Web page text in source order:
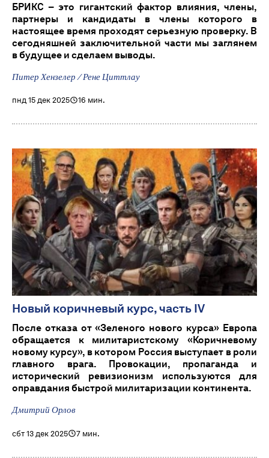
БРИКС – это гигантский фактор влияния, члены,
партнеры и кандидаты в члены которого в
настоящее время проходят серьезную проверку. В
сегодняшней заключительной части мы заглянем
в будущее и сделаем выводы.
Питер Хензелер / Рене Циттлау
пнд 15 дек 2025 16 мин.
Новый коричневый курс, часть IV
После отказа от «Зеленого нового курса» Европа
обращается к милитаристскому «Коричневому
новому курсу», в котором Россия выступает в роли
главного врага. Провокации, пропаганда и
исторический ревизионизм используются для
оправдания быстрой милитаризации континента.
Дмитрий Орлов
сбт 13 дек 2025 7 мин.